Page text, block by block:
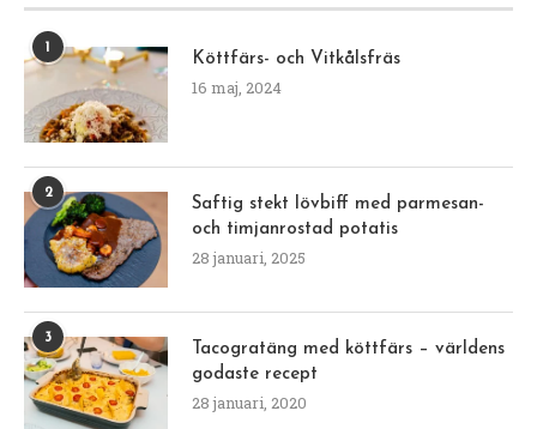
Köttfärs- och Vitkålsfräs
16 maj, 2024
2
Saftig stekt lövbiff med parmesan-
och timjanrostad potatis
28 januari, 2025
3
Tacogratäng med köttfärs – världens
godaste recept
28 januari, 2020